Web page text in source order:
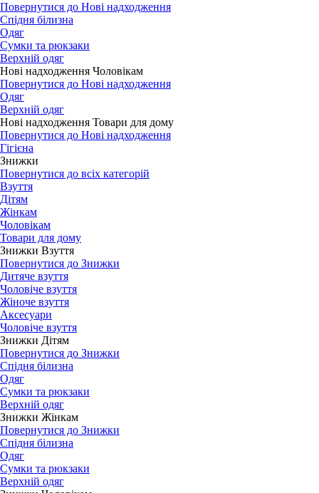
Повернутися до Нові надходження
Спідня білизна
Одяг
Сумки та рюкзаки
Верхній одяг
Нові надходження Чоловікам
Повернутися до Нові надходження
Одяг
Верхній одяг
Нові надходження Товари для дому
Повернутися до Нові надходження
Гігієна
Знижки
Повернутися до всіх категорій
Взуття
Дітям
Жінкам
Чоловікам
Товари для дому
Знижки Взуття
Повернутися до Знижки
Дитяче взуття
Чоловіче взуття
Жіноче взуття
Аксесуари
Чоловіче взуття
Знижки Дітям
Повернутися до Знижки
Спідня білизна
Одяг
Сумки та рюкзаки
Верхній одяг
Знижки Жінкам
Повернутися до Знижки
Спідня білизна
Одяг
Сумки та рюкзаки
Верхній одяг